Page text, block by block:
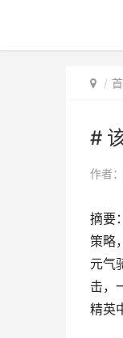
#
作者：
摘要
策略
元气
击，
精英